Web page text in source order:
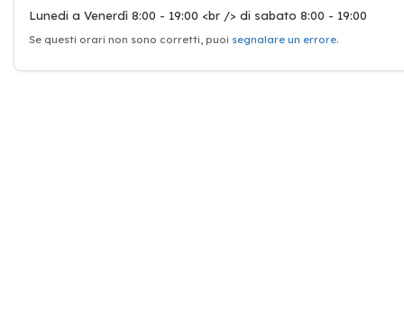
Lunedi a Venerdì 8:00 - 19:00 <br /> di sabato 8:00 - 19:00
Se questi orari non sono corretti, puoi segnalare un errore.